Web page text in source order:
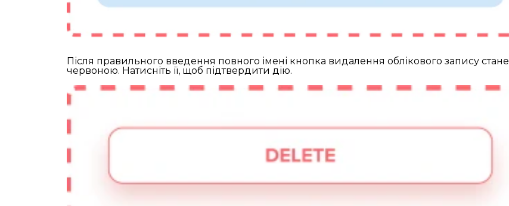
Після правильного введення повного імені кнопка видалення облікового запису стане
червоною. Натисніть її, щоб підтвердити дію.